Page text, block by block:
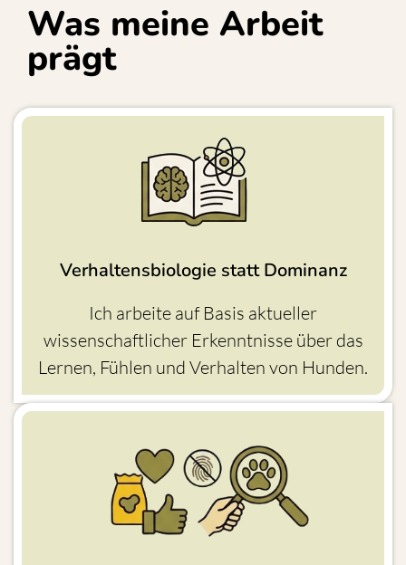
Was meine Arbeit
prägt
Verhaltensbiologie statt Dominanz
Ich arbeite auf Basis aktueller
wissenschaftlicher Erkenntnisse über das
Lernen, Fühlen und Verhalten von Hunden.